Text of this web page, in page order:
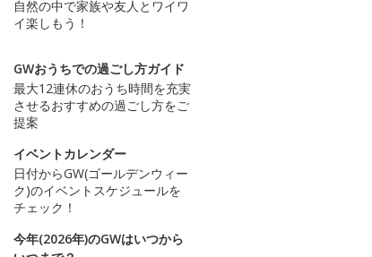
自然の中で家族や友人とワイワ
イ楽しもう！
GWおうちでの過ごし方ガイド
最大12連休のおうち時間を充実
させるおすすめの過ごし方をご
提案
イベントカレンダー
日付からGW(ゴールデンウィー
ク)のイベントスケジュールを
チェック！
今年(2026年)のGWはいつから